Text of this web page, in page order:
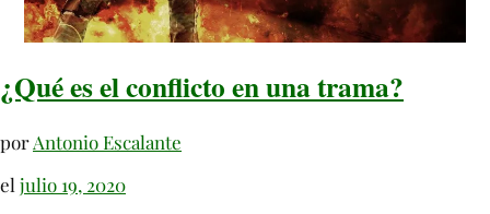
¿Qué es el conflicto en una trama?
porAntonio Escalante
el julio 19, 2020